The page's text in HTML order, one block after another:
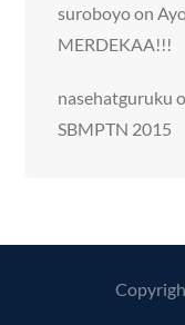
suroboyoon
MERDEKAA!!!
nasehatguruku
SBMPTN 2015